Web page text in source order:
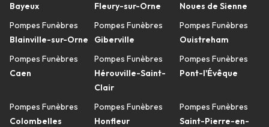
Bayeux
Pompes Funèbres
Blainville-sur-Orne
Pompes Funèbres
Caen
Pompes Funèbres
Colombelles
Fleury-sur-Orne
Pompes Funèbres
Giberville
Pompes Funèbres
Hérouville-Saint-
Clair
Pompes Funèbres
Honfleur
Noues de Sienne
Pompes Funèbres
Ouistreham
Pompes Funèbres
Pont-l'Évêque
Pompes Funèbres
Saint-Pierre-en-